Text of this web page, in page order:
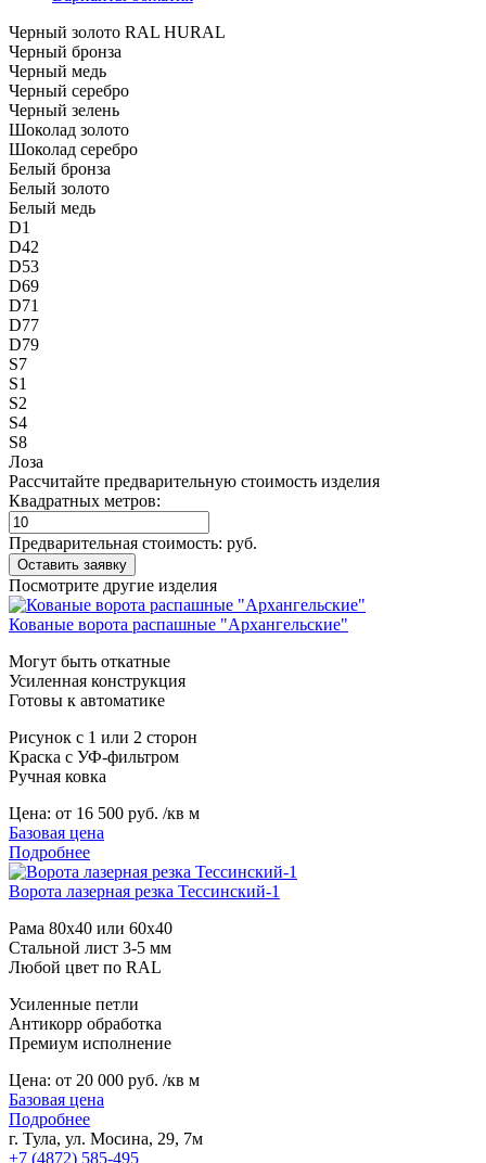
Черный золото RAL HURAL
Черный бронза
Черный медь
Черный серебро
Черный зелень
Шоколад золото
Шоколад серебро
Белый бронза
Белый золото
Белый медь
D1
D42
D53
D69
D71
D77
D79
S7
S1
S2
S4
S8
Лоза
Рассчитайте предварительную стоимость изделия
Квадратных метров:
Предварительная стоимость: руб.
Посмотрите другие изделия
Кованые ворота распашные "Архангельские"
Могут быть откатные
Усиленная конструкция
Готовы к автоматике
Рисунок с 1 или 2 сторон
Краска с УФ-фильтром
Ручная ковка
Цена: от 16 500 руб. /кв м
Базовая цена
Подробнее
Ворота лазерная резка Тессинский-1
Рама 80х40 или 60х40
Стальной лист 3-5 мм
Любой цвет по RAL
Усиленные петли
Антикорр обработка
Премиум исполнение
Цена: от 20 000 руб. /кв м
Базовая цена
Подробнее
г. Тула, ул. Мосина, 29, 7м
+7 (4872) 585-495